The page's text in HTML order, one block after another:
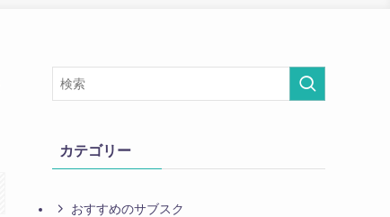
カテゴリー
おすすめのサブスク